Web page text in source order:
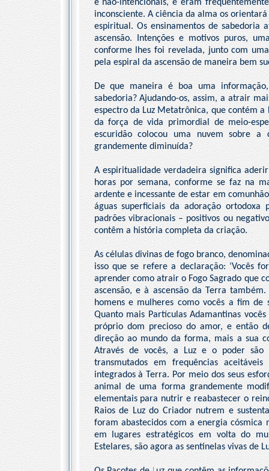
e não-intencionais, e eram
inconsciente. A ciência da alma os
espiritual. Os ensinamentos de sabedoria
ascensão. Intenções e motivos puros,
conforme lhes foi revelada, junto com
pela espiral da ascensão de maneira bem
De que maneira é boa uma
sabedoria? Ajudando-os, assim, a atrair
espectro da Luz Metatrônica, que contém a
da força de vida primordial de meio-
escuridão colocou uma nuvem sobre
grandemente diminuída?
A espiritualidade verdadeira significa
horas por semana, conforme se faz na
ardente e incessante de estar em
águas superficiais da adoração
padrões vibracionais – positivos ou
contêm a história completa da criação.
As células divinas de fogo branco,
isso que se refere a declaração: ‘Vocês
aprender como atrair o Fogo Sagrado que
ascensão, e à ascensão da Terra
homens e mulheres como vocês a fim
Quanto mais Partículas Adamantinas
próprio dom precioso do amor, e então
direção ao mundo da forma, mais a sua
Através de vocês, a Luz e o poder são
transmutados em frequências
integrados à Terra. Por meio dos seus
animal de uma forma grandemente
elementais para nutrir e reabastecer o
Raios de Luz do Criador nutrem e
foram abastecidos com a energia cósmica
em lugares estratégicos em volta do
Estelares, são agora as sentinelas vivas de